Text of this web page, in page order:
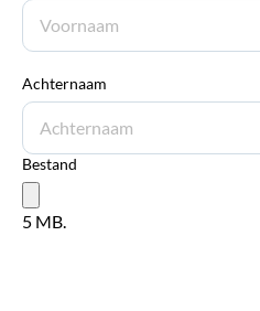
Achternaam
Bestand
5 MB.